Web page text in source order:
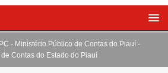
- Ministério Público de Contas do Piauí -
Contas do Estado do Piauí